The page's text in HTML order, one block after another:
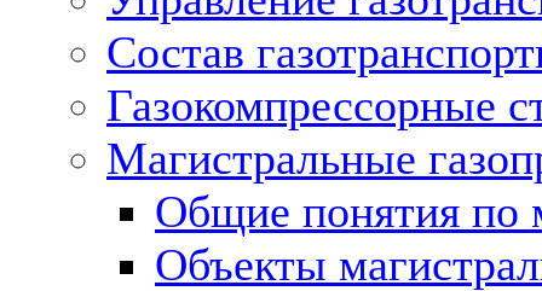
Состав
Газокомпрессорные
Магистральные
Общие понятия по
Объекты